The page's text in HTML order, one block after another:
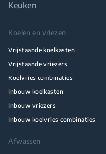
Keuken
Koelen en vriezen
Vrijstaande koelkasten
Vrijstaande vriezers
Koelvries combinaties
Inbouw koelkasten
Inbouw vriezers
Inbouw koelvries combinaties
Afwassen